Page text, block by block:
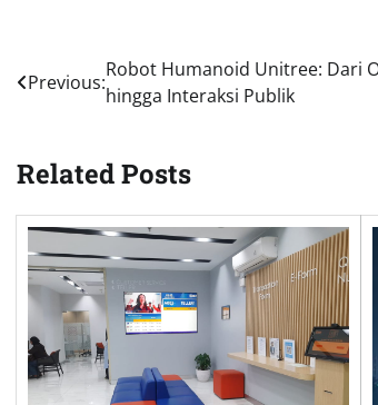
Post
navigation
Previous:
Robot Humanoid Unitree: Dari
hingga Interaksi Publik
Related Posts